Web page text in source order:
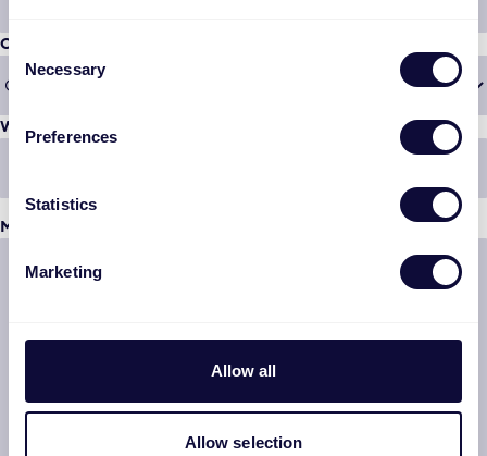
Consent
Selection
Necessary
Preferences
Statistics
Marketing
Allow all
Allow selection
Country
Website
Message